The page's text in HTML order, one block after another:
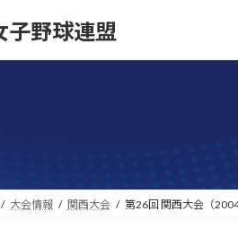
子野球連盟
大会情報 関西大会 第26回 関西大会（2004